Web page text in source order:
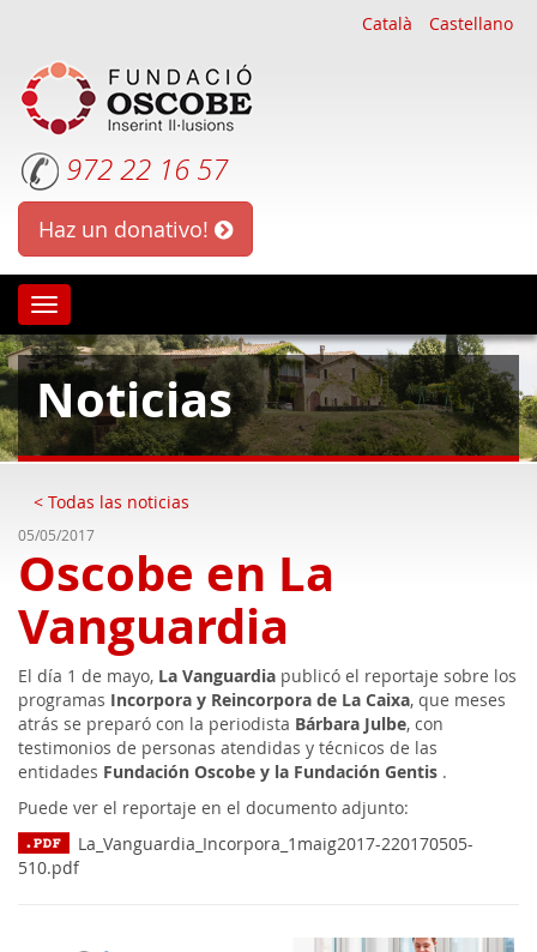
Català Castellano
972 22 16 57
Haz un donativo!
Oscobe
Noticias
< Todas las noticias
05/05/2017
Oscobe en La
Vanguardia
El día 1 de mayo, La Vanguardia publicó el reportaje sobre los
programas Incorpora y Reincorpora de La Caixa, que meses
atrás se preparó con la periodista Bárbara Julbe, con
testimonios de personas atendidas y técnicos de las
entidades Fundación Oscobe y la Fundación Gentis .
Puede ver el reportaje en el documento adjunto:
La_Vanguardia_Incorpora_1maig2017-220170505-
510.pdf